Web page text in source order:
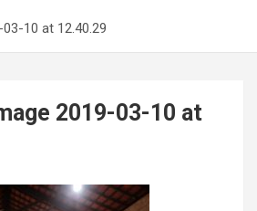
10 at 12.40.29
2019-03-10 at